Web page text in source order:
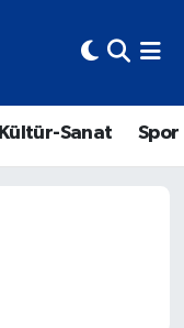
Kültür-Sanat Spor